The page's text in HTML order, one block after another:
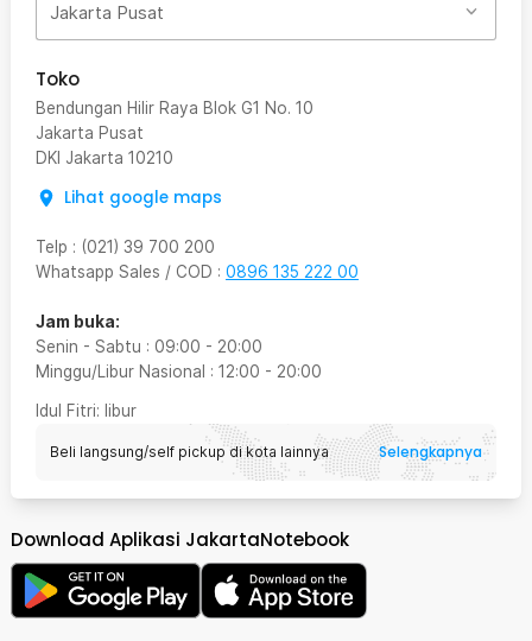
Jakarta Pusat
Toko
Bendungan Hilir Raya Blok G1 No. 10
Jakarta Pusat
DKI Jakarta 10210
Lihat google maps
Telp : (021) 39 700 200
Whatsapp Sales / COD : 0896 135 222 00
Jam buka:
Senin - Sabtu : 09:00 - 20:00
Minggu/Libur Nasional : 12:00 - 20:00
Idul Fitri: libur
Beli langsung/self pickup di kota lainnya Selengkapnya
Download Aplikasi JakartaNotebook